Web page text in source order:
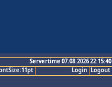
Servertime 07.08.2026 22:15:40
Logout
Login